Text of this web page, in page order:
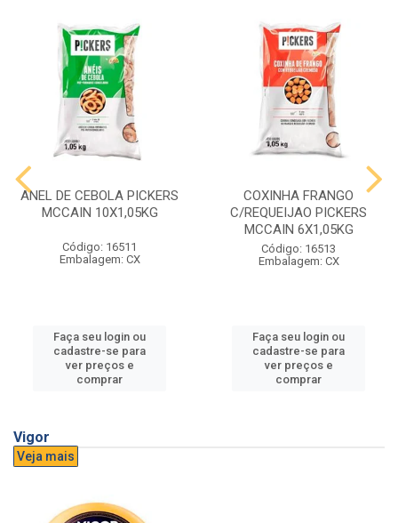
ANEL DE CEBOLA PICKERS
MCCAIN 10X1,05KG
Código: 16511
Embalagem: CX
Faça seu login ou
cadastre-se para
ver preços e
comprar
COXINHA FRANGO
C/REQUEIJAO PICKERS
MCCAIN 6X1,05KG
Código: 16513
Embalagem: CX
Faça seu login ou
cadastre-se para
ver preços e
comprar
Vigor
Veja mais